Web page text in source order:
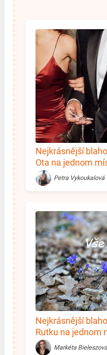
Nejkrásnější
Ota na jednom
Petra Vykoukalová
Nejkrásnější
Rutku na jednom
Markéta